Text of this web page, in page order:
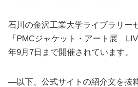
石川の金沢工業大学ライブラリー
「PMCジャケット・アート展
年9月7日まで開催されています。
—以下、公式サイトの紹介文を抜